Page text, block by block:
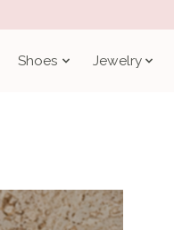
Shoes Jewelry